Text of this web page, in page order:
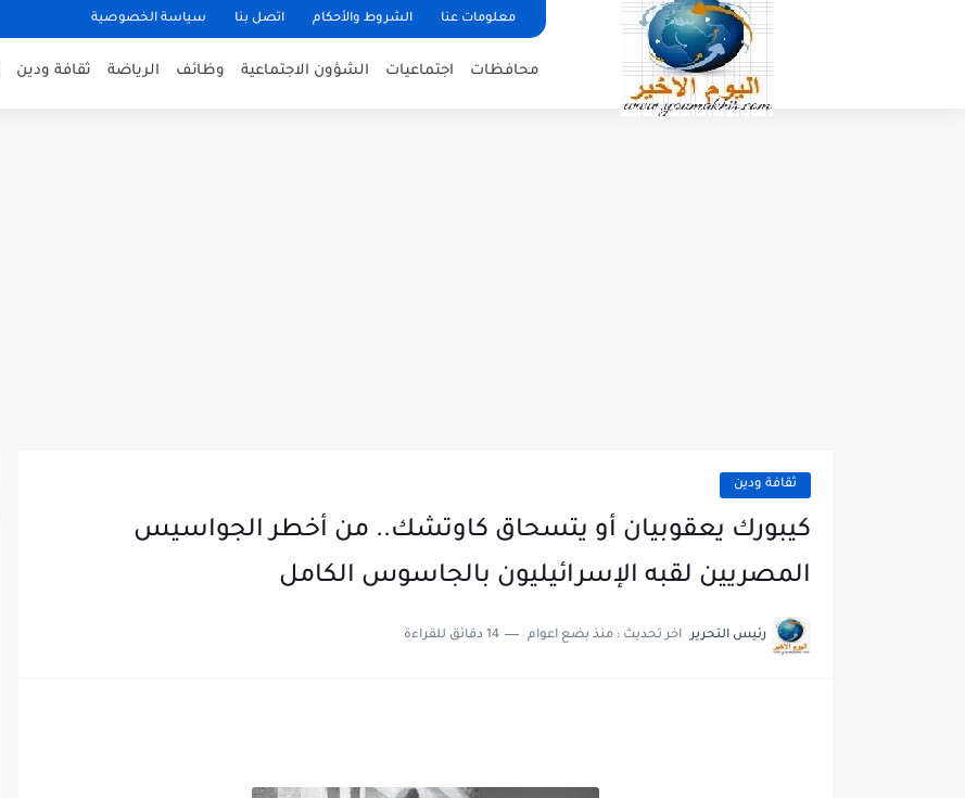
معلومات عنا الشروط والأحكام اتصل بنا سياسة الخصوصية
محافظات اجتماعيات الشؤون الاجتماعية وظائف الرياضة ثقافة ودين
ثقافة ودين
كيبورك يعقوبيان أو يتسحاق كاوتشك.. من أخطر الجواسيس
المصريين لقبه الإسرائيليون بالجاسوس الكامل
رئيس التحرير اخر تحديث : منذ بضع اعوام 14 دقائق للقراءة